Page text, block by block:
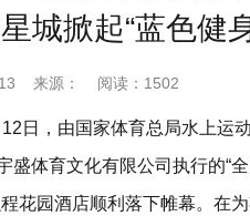
城掀起“蓝色健
来源： 阅读：1502
日，由国家体育总局水上运
盛体育文化有限公司执行的“
花园酒店顺利落下帷幕。在